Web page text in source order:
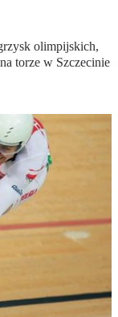
olimpijskich,
torze w Szczecinie